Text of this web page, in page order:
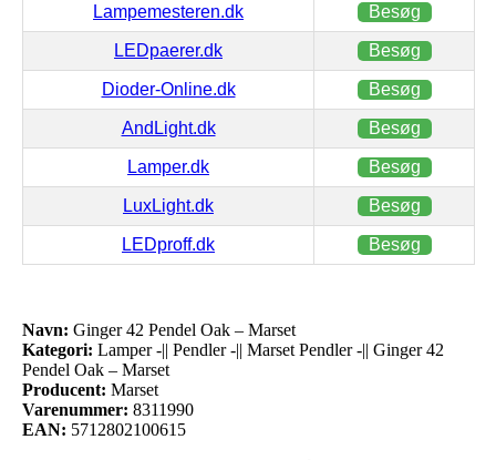
Lampemesteren.dk Besøg
LEDpaerer.dk Besøg
Dioder-Online.dk Besøg
AndLight.dk Besøg
Lamper.dk Besøg
LuxLight.dk Besøg
LEDproff.dk Besøg
Navn: Ginger 42 Pendel Oak – Marset
Kategori: Lamper -|| Pendler -|| Marset Pendler -|| Ginger 42
Pendel Oak – Marset
Producent: Marset
Varenummer: 8311990
EAN: 5712802100615